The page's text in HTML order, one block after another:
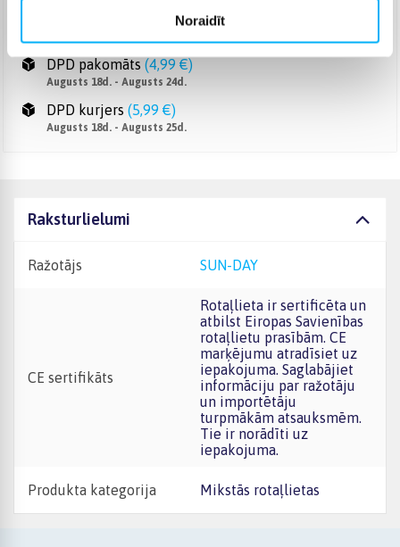
Noraidīt
Smartposti pakomāts (2,99 €
DPD pakomāts (4,99 €)
Augusts 18d. - Augusts 24d.
DPD kurjers (5,99 €)
Augusts 18d. - Augusts 25d.
Raksturlielumi
Ražotājs SUN-DAY
CE sertifikāts
Rotaļlieta ir sertificēta un
atbilst Eiropas Savienības
rotaļlietu prasībām. CE
marķējumu atradīsiet uz
iepakojuma. Saglabājiet
informāciju par ražotāju
un importētāju
turpmākām atsauksmēm.
Tie ir norādīti uz
iepakojuma.
Produkta kategorija Mikstās rotaļlietas